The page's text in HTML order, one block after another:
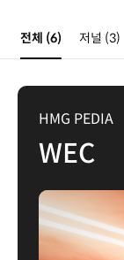
전체 (6) 저널 (3)
HMG PEDIA
WEC